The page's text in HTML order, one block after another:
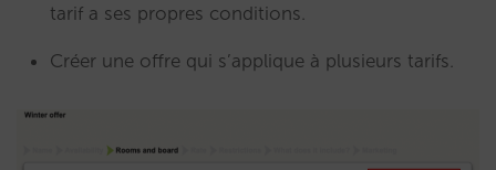
tarif a ses propres conditions.
Créer une offre qui s’applique à plusieurs tarifs.